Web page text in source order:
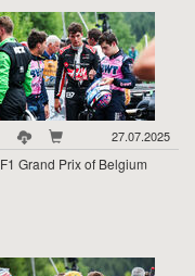
27.07.2025
F1 Grand Prix of Belgium